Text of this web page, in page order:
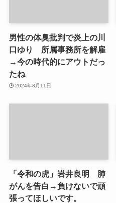
男性の体臭批判で炎上の川
口ゆり 所属事務所を解雇
→今の時代的にアウトだっ
たね
2024年8月11日
「令和の虎」岩井良明 肺
がんを告白→負けないで頑
張ってほしいです。